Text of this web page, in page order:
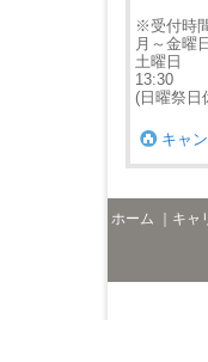
※受付時
月～金
土曜
13:30
(日曜祭日
キャ
ホーム キャ